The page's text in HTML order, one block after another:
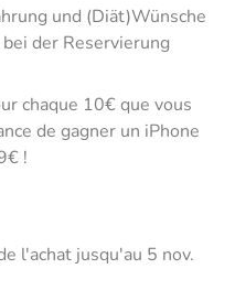
und (Diät)Wünsche
der Reservierung
chaque 10€ que vous
de gagner un iPhone
!
l'achat jusqu'au 5 nov.